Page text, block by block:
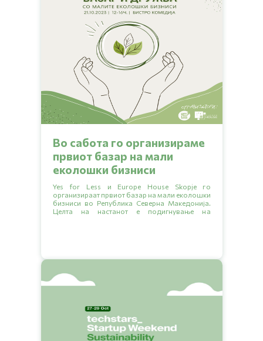
Во сабота го организираме
првиот базар на мали
еколошки бизниси
Yes for Less и Europe House Skopje го
организираат првиот базар на мали еколошки
бизниси во Република Северна Македонија.
Целта на настанот е подигнување на